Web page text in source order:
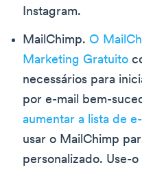
Instagram.
MailChimp.O
Marketing Gratuito
necessários para
por e-mail bem-
aumentar a lista de
usar o MailChimp
personalizado. Use-